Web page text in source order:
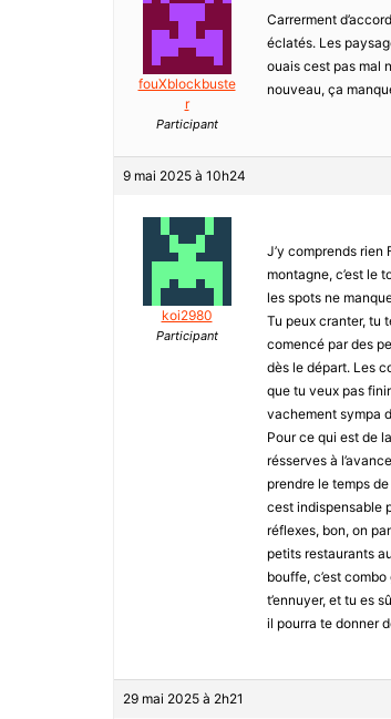
fouXblockbuste
r
Participant
Carrerment
éclatés. Les
ouais cest pas mal
nouveau, ça
9 mai 2025 à 10h24
koi2980
Participant
J’y comprends rien
montagne, c’est le
les spots ne
Tu peux cranter, tu
comencé par des
dès le départ. Les
que tu veux pas
vachement sympa
Pour ce qui est de
résserves à
prendre le temps
cest indispensable
réflexes, bon, on
petits restaurants
bouffe, c’est
t’ennuyer, et tu es
il pourra te donner
29 mai 2025 à 2h21